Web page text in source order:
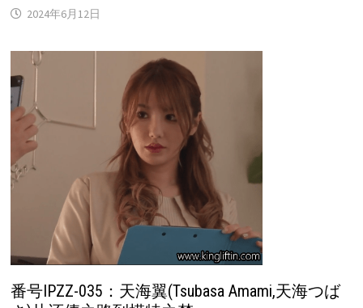
2024年6月12日
番号IPZZ-035：天海翼(Tsubasa Amami,天海つば